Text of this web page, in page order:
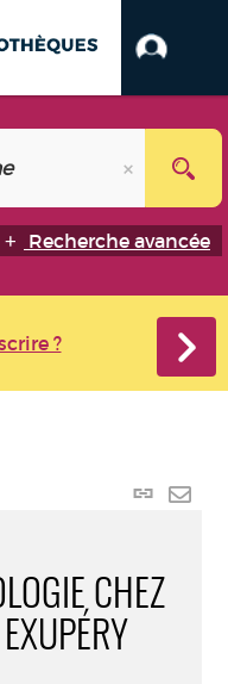
Recherche avancée
?
Lien
CHEZ